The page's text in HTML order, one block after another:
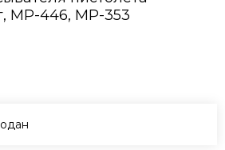
МР-446, МР-353